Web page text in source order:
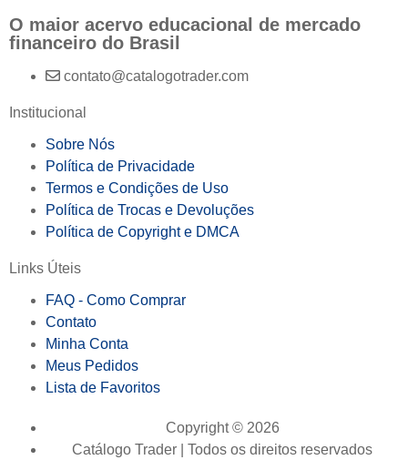
O maior acervo educacional de mercado
financeiro do Brasil
contato@catalogotrader.com
Institucional
Sobre Nós
Política de Privacidade
Termos e Condições de Uso
Política de Trocas e Devoluções
Política de Copyright e DMCA
Links Úteis
FAQ - Como Comprar
Contato
Minha Conta
Meus Pedidos
Lista de Favoritos
Copyright © 2026
Catálogo Trader | Todos os direitos reservados